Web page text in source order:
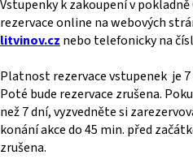
Vstupenky k zakoupení v
rezervace online na webových
litvinov.cz nebo telefonicky na
Platnost rezervace vstupenek je
Poté bude rezervace zrušena.
než 7 dní, vyzvedněte si
konání akce do 45 min. před
zrušena.